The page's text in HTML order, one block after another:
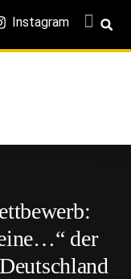
Instagram
der